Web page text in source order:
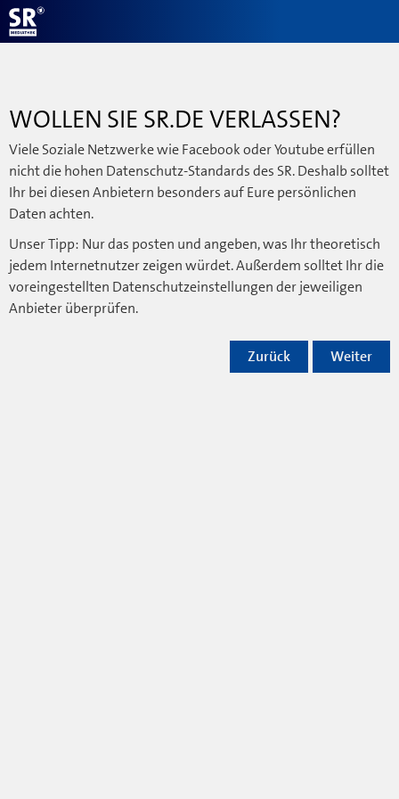
WOLLEN SIE SR.DE VERLASSEN?
Viele Soziale Netzwerke wie Facebook oder Youtube erfüllen
nicht die hohen Datenschutz-Standards des SR. Deshalb solltet
Ihr bei diesen Anbietern besonders auf Eure persönlichen
Daten achten.
Unser Tipp: Nur das posten und angeben, was Ihr theoretisch
jedem Internetnutzer zeigen würdet. Außerdem solltet Ihr die
voreingestellten Datenschutzeinstellungen der jeweiligen
Anbieter überprüfen.
Weiter
Zurück